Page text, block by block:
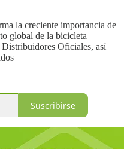
la creciente importancia de
global de la bicicleta
Oficiales, así
Suscribirse